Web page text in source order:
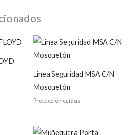
Linea Seguridad MSA C/N
Mosquetón
Protección caídas